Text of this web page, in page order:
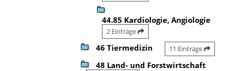
44.85 Kardiologie, Angiologie
2 Einträge
46 Tiermedizin 11 Einträge
48 Land- und Forstwirtschaft